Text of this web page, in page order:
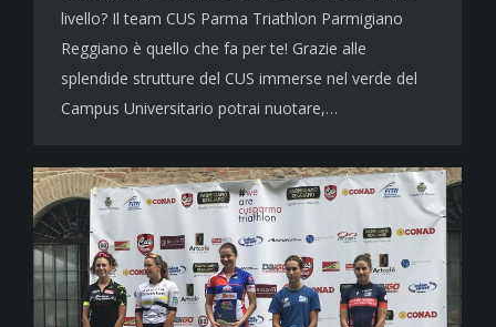
livello? Il team CUS Parma Triathlon Parmigiano
Reggiano è quello che fa per te! Grazie alle
splendide strutture del CUS immerse nel verde del
Campus Universitario potrai nuotare,…